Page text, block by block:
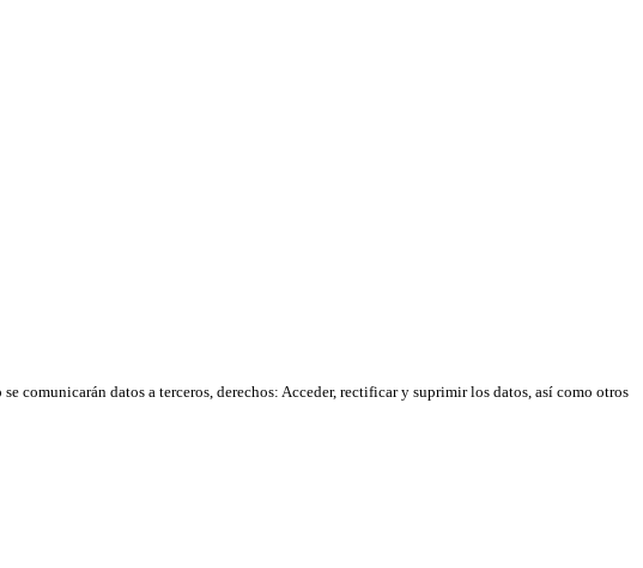
comunicarán datos a terceros, derechos: Acceder, rectificar y suprimir los datos, así como otros